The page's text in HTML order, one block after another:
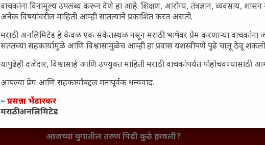
सामान्य आजारांवर गावठी उपाय – घरच्या
आजच्या युगातील तरुण पिढी कुठे हरवली?
वाचकांना विनामूल्य उपलब्ध करून देणे हा आहे. शिक्षण, आरोग्य, तंत्रज्ञान, व्यवसाय,
अनेक विषयांवरील माहिती आम्ही सातत्याने प्रकाशित करत असतो.
मराठी अनलिमिटेड हे केवळ एक संकेतस्थळ नसून मराठी भाषेवर प्रेम करणाऱ्या
सततच्या सहकार्यामुळे आणि विश्वासामुळेच आम्ही हा प्रवास यशस्वीपणे पुढे चालू ठेवू
यापुढेही दर्जेदार, विश्वासार्ह आणि उपयुक्त माहिती मराठी वाचकांपर्यंत पोहोचवण्यासाठी
आपल्या प्रेम आणि सहकार्याबद्दल मनःपूर्वक धन्यवाद.
– प्रसन्ना भेंडारकर
मराठी अनलिमिटेड